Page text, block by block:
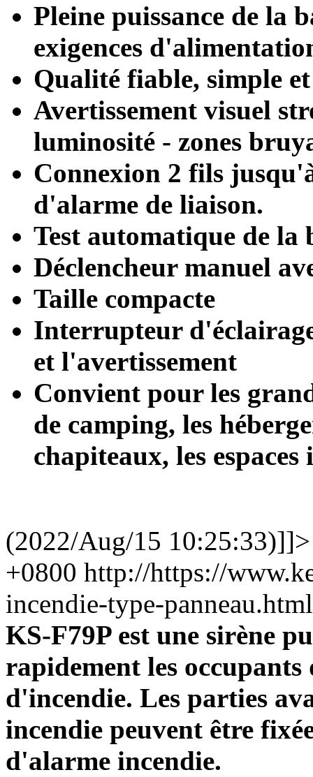
Pleine puissance de la
exigences
Qualité fiable, simple
Avertissement visuel
luminosité - zones
Connexion 2 fils
d'alarme de liaison.
Test automatique de la
Déclencheur manuel
Taille compacte
Interrupteur
et l'avertissement
Convient pour les
de camping, les
chapiteaux, les
(2022/Aug/15 10:25:33)]]>
+0800 http://https://
incendie-type-
KS-F79P est une sirène
rapidement les
d'incendie. Les parties
incendie peuvent être
d'alarme incendie.